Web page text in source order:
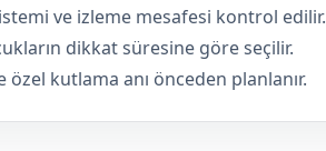
ve izleme mesafesi kontrol edilir.
dikkat süresine göre seçilir.
özel kutlama anı önceden planlanır.